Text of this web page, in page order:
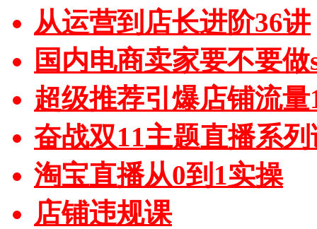
从运营到店长进阶36讲
国内电商卖家要不要做
超级推荐引爆店铺流量
奋战双11主题直播系列
淘宝直播从0到1实操
店铺违规课